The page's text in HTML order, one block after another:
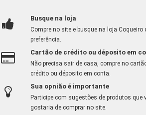
Busque na loja
Compre no site e busque na loja Coqueiro
preferência.
Cartão de crédito ou déposito em
Não precisa sair de casa, compre no
crédito ou déposito em conta.
Sua opnião é importante
Participe com sugestões de produtos que
gostaria de comprar no site.